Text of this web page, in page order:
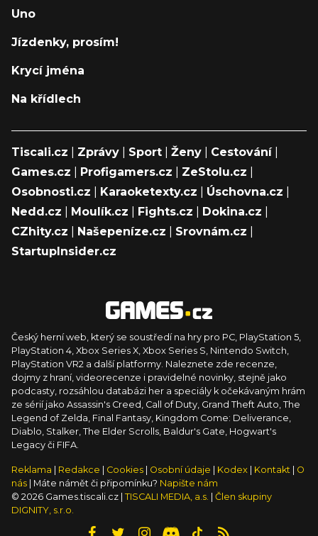
Uno
Jízdenky, prosím!
Krycí jména
Na křídlech
Tiscali.cz Zprávy Sport Ženy Cestování|
Games.cz
Profigamers.cz ZeStolu.cz
Osobnosti.cz
Karaoketexty.cz Úschovna.cz
Nedd.cz
Moulík.cz Fights.cz Dokina.cz
CZhity.cz
Našepeníze.cz Srovnám.cz
StartupInsider.cz
Český herní web, který se soustředí na hry pro PC, PlayStation 5,
PlayStation 4, Xbox Series X, Xbox Series S, Nintendo Switch,
PlayStation VR2 a další platformy. Naleznete zde recenze,
dojmy z hraní, videorecenze i pravidelné novinky, stejně jako
podcasty, rozsáhlou databázi her a speciály k očekávaným hrám
ze sérií jako Assassin's Creed, Call of Duty, Grand Theft Auto, The
Legend of Zelda, Final Fantasy, Kingdom Come: Deliverance,
Diablo, Stalker, The Elder Scrolls, Baldur's Gate, Hogwart's
Legacy či FIFA.
Reklama Redakce Cookies Osobní údaje Kodex Kontakt
O
nás
| Máte námět či připomínku? Napište nám
© 2026 Games.tiscali.cz | TISCALI MEDIA, a.s.
Člen skupiny
DIGNITY, s.r.o.